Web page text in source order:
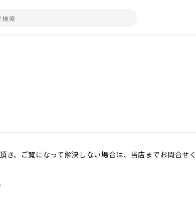
き、ご覧になって解決しない場合は、当店までお問合せ